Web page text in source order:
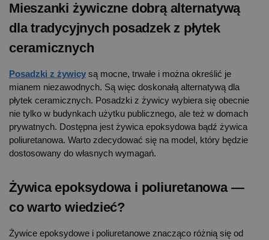
Mieszanki żywiczne dobrą alternatywą
dla tradycyjnych posadzek z płytek
ceramicznych
Posadzki z żywicy są mocne, trwałe i można określić je
mianem niezawodnych. Są więc doskonałą alternatywą dla
płytek ceramicznych. Posadzki z żywicy wybiera się obecnie
nie tylko w budynkach użytku publicznego, ale też w domach
prywatnych. Dostępna jest żywica epoksydowa bądź żywica
poliuretanowa. Warto zdecydować się na model, który będzie
dostosowany do własnych wymagań.
Żywica epoksydowa i poliuretanowa —
co warto wiedzieć?
Żywice epoksydowe i poliuretanowe znacząco różnią się od